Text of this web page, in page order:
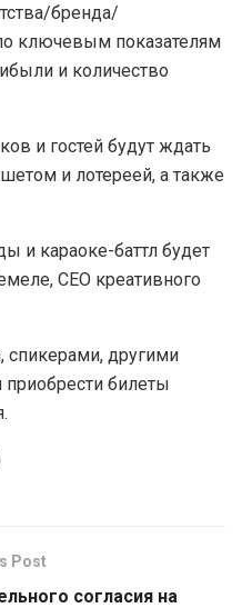
бренда/
ключевым показателям
и количество
и гостей будут ждать
и лотереей, а также
и караоке-баттл будет
СЕО креативного
спикерами, другими
приобрести билеты
Post
согласия на